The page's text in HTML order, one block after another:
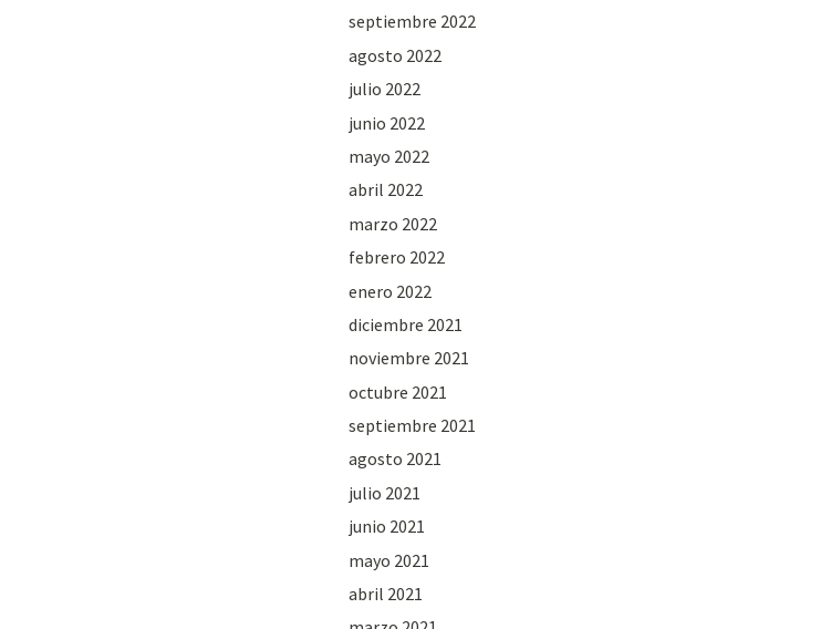
septiembre 2022
agosto 2022
julio 2022
junio 2022
mayo 2022
abril 2022
marzo 2022
febrero 2022
enero 2022
diciembre 2021
noviembre 2021
octubre 2021
septiembre 2021
agosto 2021
julio 2021
junio 2021
mayo 2021
abril 2021